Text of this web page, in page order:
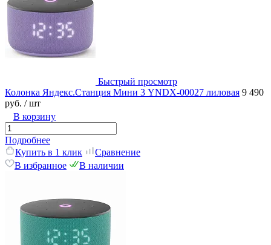
Быстрый просмотр
Колонка Яндекс.Станция Мини 3 YNDX-00027 лиловая 9 490
руб. / шт
В корзину
Подробнее
Купить в 1 клик
Сравнение
В избранное
В наличии